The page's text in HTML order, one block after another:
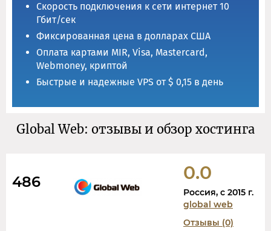
Скорость подключения к сети интернет 10
Гбит/сек
Фиксированная цена в долларах США
Оплата картами MIR, Visa, Mastercard,
Webmoney, криптой
Быстрые и надежные VPS от $ 0,15 в день
Global Web: отзывы и обзор хостинга
486 0.0
Россия, c 2015 г.
global web
Отзывы (0)